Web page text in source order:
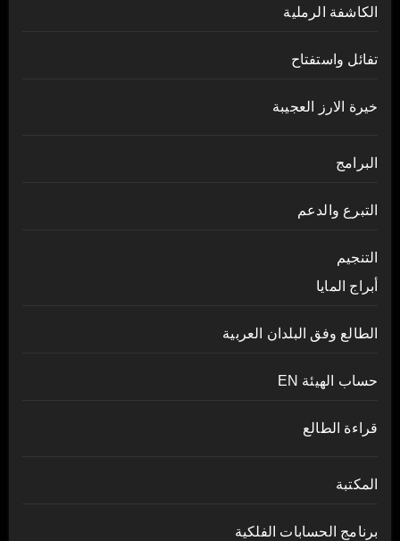
الكاشفة الرملية
تفائل واستفتاح
خيرة الارز العجيبة
البرامج
التبرع والدعم
التنجيم
أبراج المايا
الطالع وفق البلدان العربية
حساب الهيئة EN
قراءة الطالع
المكتبة
برنامج الحسابات الفلكية